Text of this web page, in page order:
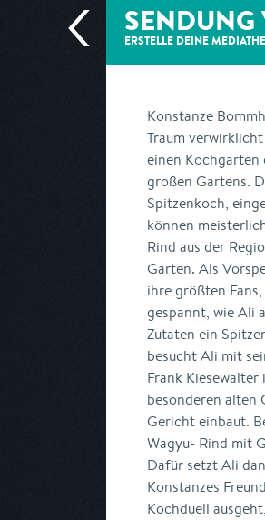
SENDUNG
ERSTELLE DEINE
Konstanze
Traum
einen
großen Gartens.
Spitzenkoch,
können
Rind aus der
Garten. Als
ihre größten
gespannt, wie Ali
Zutaten ein
besucht Ali mit
Frank
besonderen alten
Gericht einbaut.
Wagyu- Rind mit
Dafür setzt Ali
Konstanzes
Kochduell